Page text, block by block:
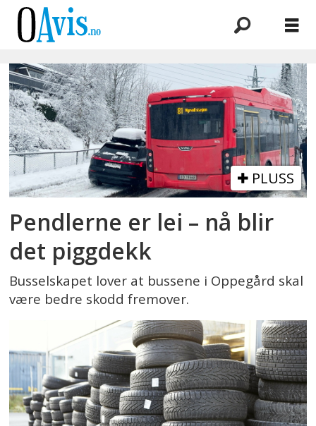
Emne:
piggdekk
PLUSS
Pendlerne er lei – nå blir
det piggdekk
Busselskapet lover at bussene i Oppegård skal
være bedre skodd fremover.